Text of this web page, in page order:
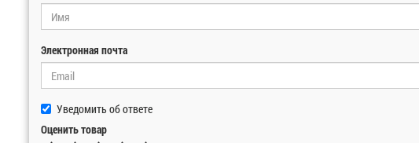
Электронная почта
Уведомить об ответе
Оценить товар